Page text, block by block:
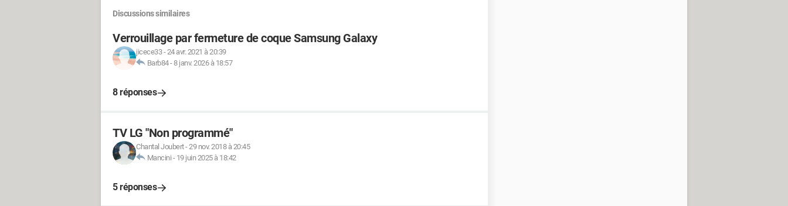
Discussions similaires
Verrouillage par fermeture de coque Samsung Galaxy
jicece33-24 avr. 2021 à 20:39
Barb84-8 janv. 2026 à 18:57
8 réponses
TV LG "Non programmé"
Chantal Joubert-29 nov. 2018 à 20:45
Mancini - 19 juin 2025 à 18:42
5 réponses